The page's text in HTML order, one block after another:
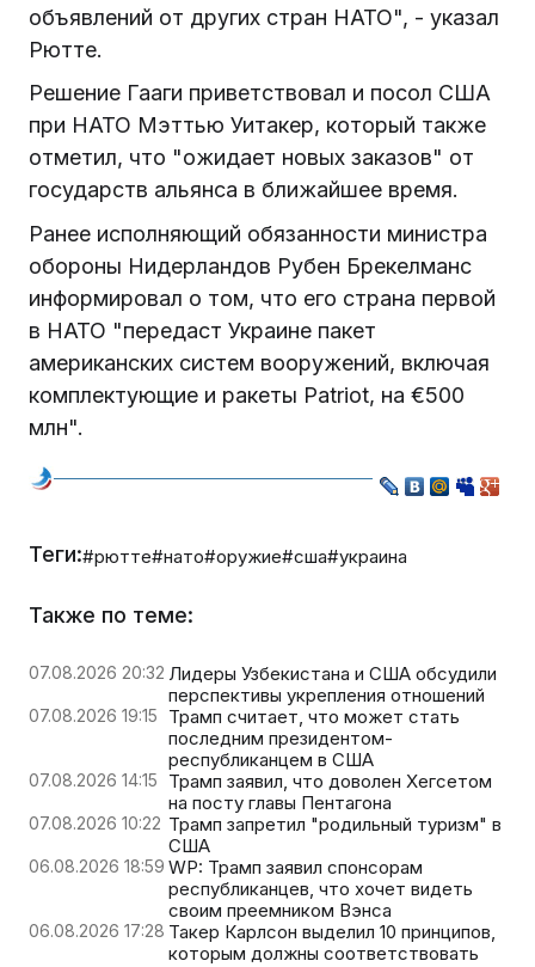
объявлений от других стран НАТО", - указал
Рютте.
Решение Гааги приветствовал и посол США
при НАТО Мэттью Уитакер, который также
отметил, что "ожидает новых заказов" от
государств альянса в ближайшее время.
Ранее исполняющий обязанности министра
обороны Нидерландов Рубен Брекелманс
информировал о том, что его страна первой
в НАТО "передаст Украине пакет
американских систем вооружений, включая
комплектующие и ракеты Patriot, на €500
млн".
Теги:#рютте#нато#оружие#сша#украина
Также по теме:
07.08.2026 20:32 Лидеры Узбекистана и США обсудили
перспективы укрепления отношений
07.08.2026 19:15
Трамп считает, что может стать
последним президентом-
республиканцем в США
07.08.2026 14:15
Трамп заявил, что доволен Хегсетом
на посту главы Пентагона
07.08.2026 10:22 Трамп запретил "родильный туризм" в
США
06.08.2026 18:59 WP: Трамп заявил спонсорам
республиканцев, что хочет видеть
своим преемником Вэнса
06.08.2026 17:28 Такер Карлсон выделил 10 принципов,
которым должны соответствовать